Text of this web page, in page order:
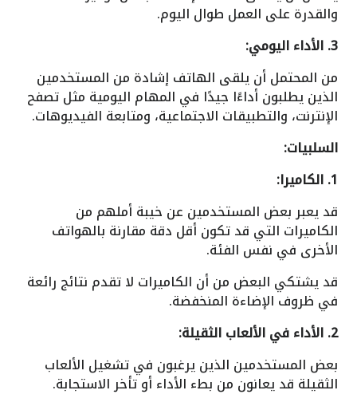
والقدرة على العمل طوال اليوم.
3. الأداء اليومي:
من المحتمل أن يلقى الهاتف إشادة من المستخدمين
الذين يطلبون أداءًا جيدًا في المهام اليومية مثل تصفح
الإنترنت، والتطبيقات الاجتماعية، ومتابعة الفيديوهات.
السلبيات:
1. الكاميرا:
قد يعبر بعض المستخدمين عن خيبة أملهم من
الكاميرات التي قد تكون أقل دقة مقارنة بالهواتف
الأخرى في نفس الفئة.
قد يشتكي البعض من أن الكاميرات لا تقدم نتائج رائعة
في ظروف الإضاءة المنخفضة.
2. الأداء في الألعاب الثقيلة:
بعض المستخدمين الذين يرغبون في تشغيل الألعاب
الثقيلة قد يعانون من بطء الأداء أو تأخر الاستجابة.